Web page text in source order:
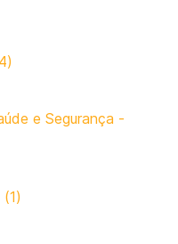
e Segurança -